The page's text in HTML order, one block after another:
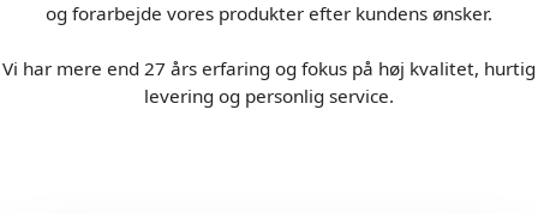
og forarbejde vores produkter efter kundens ønsker.
Vi har mere end 27 års erfaring og fokus på høj kvalitet, hurtig
levering og personlig service.